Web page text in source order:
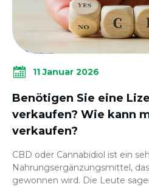
11 Januar 2026
Benötigen Sie eine
verkaufen? Wie kann
verkaufen?
CBD oder Cannabidiol ist ein
Nahrungsergänzungsmittel,
gewonnen wird. Die Leute